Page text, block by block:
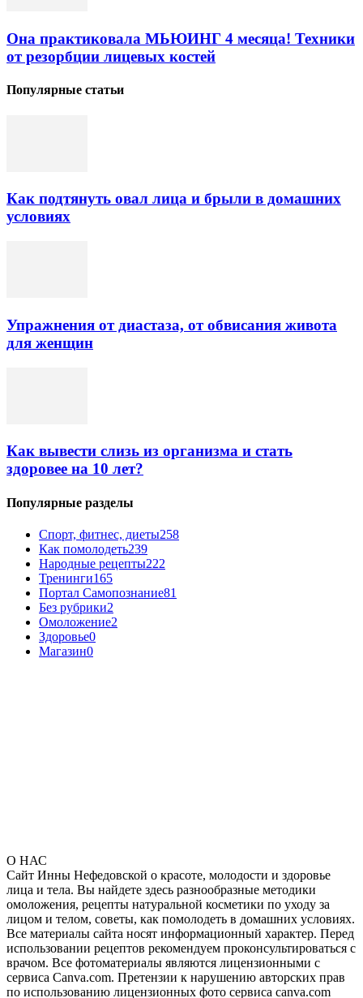
Она практиковала МЬЮИНГ 4 месяца! Техники
от резорбции лицевых костей
Популярные статьи
Как подтянуть овал лица и брыли в домашних
условиях
Упражнения от диастаза, от обвисания живота
для женщин
Как вывести слизь из организма и стать
здоровее на 10 лет?
Популярные разделы
Спорт, фитнес, диеты258
Как помолодеть239
Народные рецепты222
Тренинги165
Портал Самопознание81
Без рубрики2
Омоложение2
Здоровье0
Магазин0
О НАС
Сайт Инны Нефедовской о красоте, молодости и здоровье
лица и тела. Вы найдете здесь разнообразные методики
омоложения, рецепты натуральной косметики по уходу за
лицом и телом, советы, как помолодеть в домашних условиях.
Все материалы сайта носят информационный характер. Перед
использовании рецептов рекомендуем проконсультироваться с
врачом. Все фотоматериалы являются лицензионными с
сервиса Canva.com. Претензии к нарушению авторских прав
по использованию лицензионных фото сервиса canva.com